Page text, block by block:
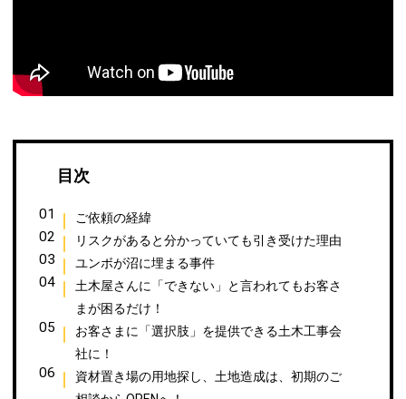
目次
ご依頼の経緯
リスクがあると分かっていても引き受けた理由
ユンボが沼に埋まる事件
土木屋さんに「できない」と言われてもお客さ
まが困るだけ！
お客さまに「選択肢」を提供できる土木工事会
社に！
資材置き場の用地探し、土地造成は、初期のご